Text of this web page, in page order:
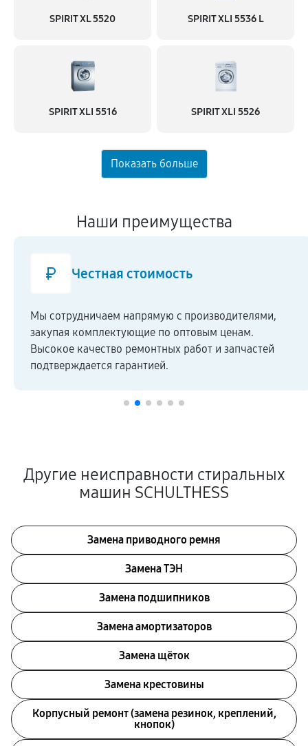
SPIRIT XL 5520 SPIRIT XLI 5536 L
SPIRIT XLI 5516 SPIRIT XLI 5526
Наши преимущества
Честная стоимость
Мы сотрудничаем напрямую c производителями,
закупая комплектующие по оптовым ценам.
Высокое качество ремонтных работ и запчастей
подтверждается гарантией.
Другие неисправности стиральных
машин SCHULTHESS
Замена приводного ремня
Замена ТЭН
Замена подшипников
Замена амортизаторов
Замена щёток
Замена крестовины
Корпусный ремонт (замена резинок, креплений,
кнопок)